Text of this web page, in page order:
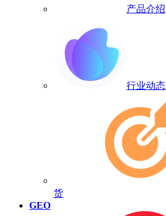
产品介绍
行业动态
货
GEO